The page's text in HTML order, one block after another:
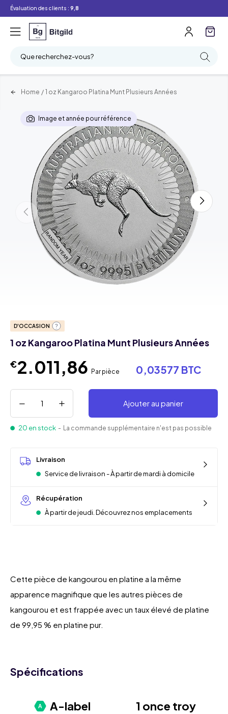
Évaluation des clients : 9,8
Que recherchez-vous?
Home / 1 oz Kangaroo Platina Munt Plusieurs Années
Image et année pour référence
D'OCCASION
1 oz Kangaroo Platina Munt Plusieurs Années
€2.011,86 Par pièce 0,03577 BTC
Ajouter au panier
20 en stock - La commande supplémentaire n'est pas possible
Livraison
Service de livraison - À partir de mardi à domicile
Récupération
À partir de jeudi. Découvrez nos emplacements
Cette pièce de kangourou en platine a la même
apparence magnifique que les autres pièces de
kangourou et est frappée avec un taux élevé de platine
de 99,95 % en platine pur.
Spécifications
A-label 1 once troy